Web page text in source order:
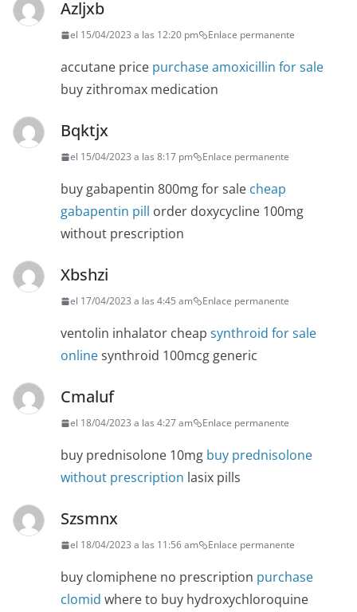
Azljxb
el 15/04/2023 a las 12:20 pm Enlace permanente
accutane price purchase amoxicillin for sale
buy zithromax medication
Bqktjx
el 15/04/2023 a las 8:17 pm Enlace permanente
buy gabapentin 800mg for sale cheap
gabapentin pill order doxycycline 100mg
without prescription
Xbshzi
el 17/04/2023 a las 4:45 am Enlace permanente
ventolin inhalator cheap synthroid for sale
onlinesynthroid 100mcg generic
Cmaluf
el 18/04/2023 a las 4:27 am Enlace permanente
buy prednisolone 10mg buy prednisolone
without prescription lasix pills
Szsmnx
el 18/04/2023 a las 11:56 am Enlace permanente
buy clomiphene no prescription purchase
clomid where to buy hydroxychloroquine